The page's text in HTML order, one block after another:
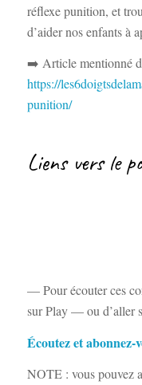
réflexe punition, et
d’aider nos enfants à
➡️ Article mentionné
⁠https://
punition/
Liens vers le
— Pour écouter ces
sur Play — ou d’aller
Écoutez et abonnez-
NOTE : vous pouvez